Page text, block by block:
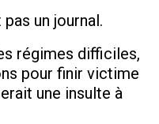
un journal.
régimes difficiles,
pour finir victime
une insulte à